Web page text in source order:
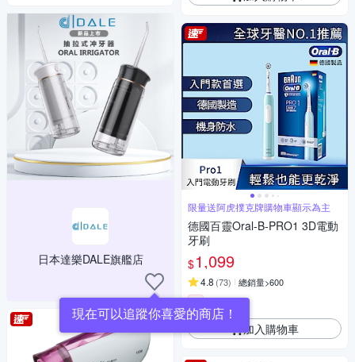
日本達樂DALE旗艦店
現在可以追蹤你喜愛的商店！
限量送阿虎撲克牌購物車顯示為主
德國百靈Oral-B-PRO1 3D電動
牙刷
$1,099
4.8 (73) 總銷量>600
券
加入購物車